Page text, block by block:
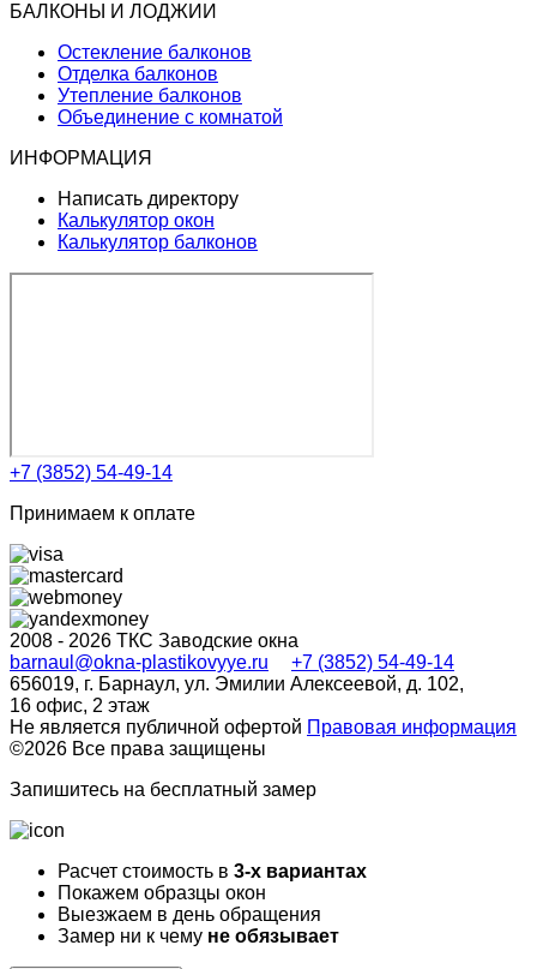
БАЛКОНЫ И ЛОДЖИИ
Остекление балконов
Отделка балконов
Утепление балконов
Объединение с комнатой
ИНФОРМАЦИЯ
Написать директору
Калькулятор окон
Калькулятор балконов
+7 (3852) 54-49-14
Принимаем к оплате
2008 - 2026 ТКС Заводские окна
barnaul@okna-plastikovyye.ru
+7 (3852) 54-49-14
656019, г. Барнаул, ул. Эмилии Алексеевой, д. 102,
​16 офис, 2 этаж
Не является публичной офертой Правовая информация
©2026 Все права защищены
Запишитесь на бесплатный замер
Расчет стоимость в 3-х вариантах
Покажем образцы окон
Выезжаем в день обращения
Замер ни к чему не обязывает